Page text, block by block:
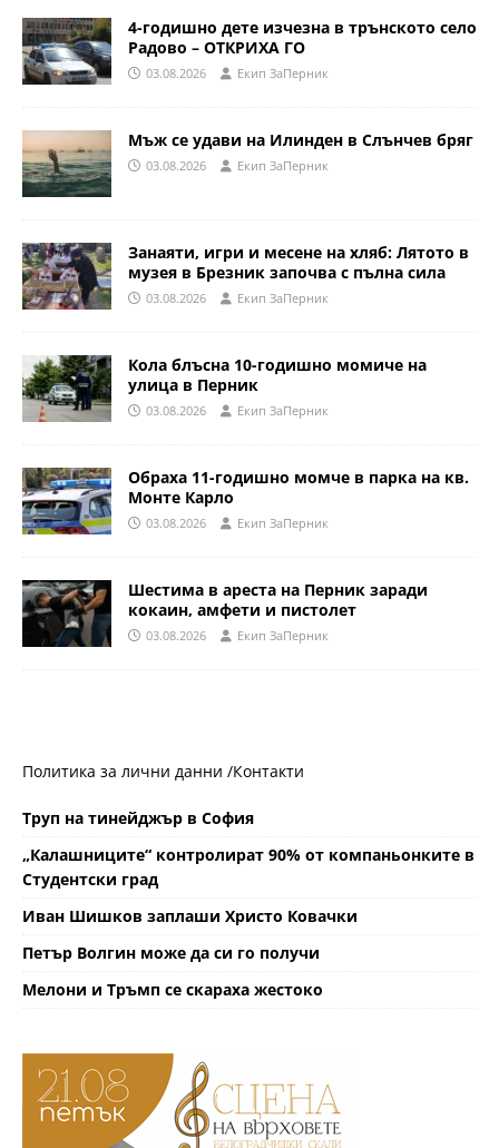
4-годишно дете изчезна в трънското село
Радово – ОТКРИХА ГО
03.08.2026 Eкип ЗаПерник
Мъж се удави на Илинден в Слънчев бряг
03.08.2026 Eкип ЗаПерник
Занаяти, игри и месене на хляб: Лятото в
музея в Брезник започва с пълна сила
03.08.2026 Eкип ЗаПерник
Кола блъсна 10-годишно момиче на
улица в Перник
03.08.2026 Eкип ЗаПерник
Обраха 11-годишно момче в парка на кв.
Монте Карло
03.08.2026 Eкип ЗаПерник
Шестима в ареста на Перник заради
кокаин, амфети и пистолет
03.08.2026 Eкип ЗаПерник
Политика за лични данни /Контакти
Труп на тинейджър в София
„Калашниците“ контролират 90% от компаньонките в
Студентски град
Иван Шишков заплаши Христо Ковачки
Петър Волгин може да си го получи
Мелони и Тръмп се скараха жестоко